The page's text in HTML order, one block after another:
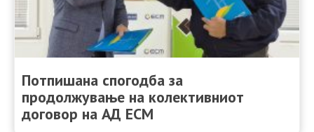
Потпишана спогодба за
продолжување на колективниот
договор на АД ЕСМ